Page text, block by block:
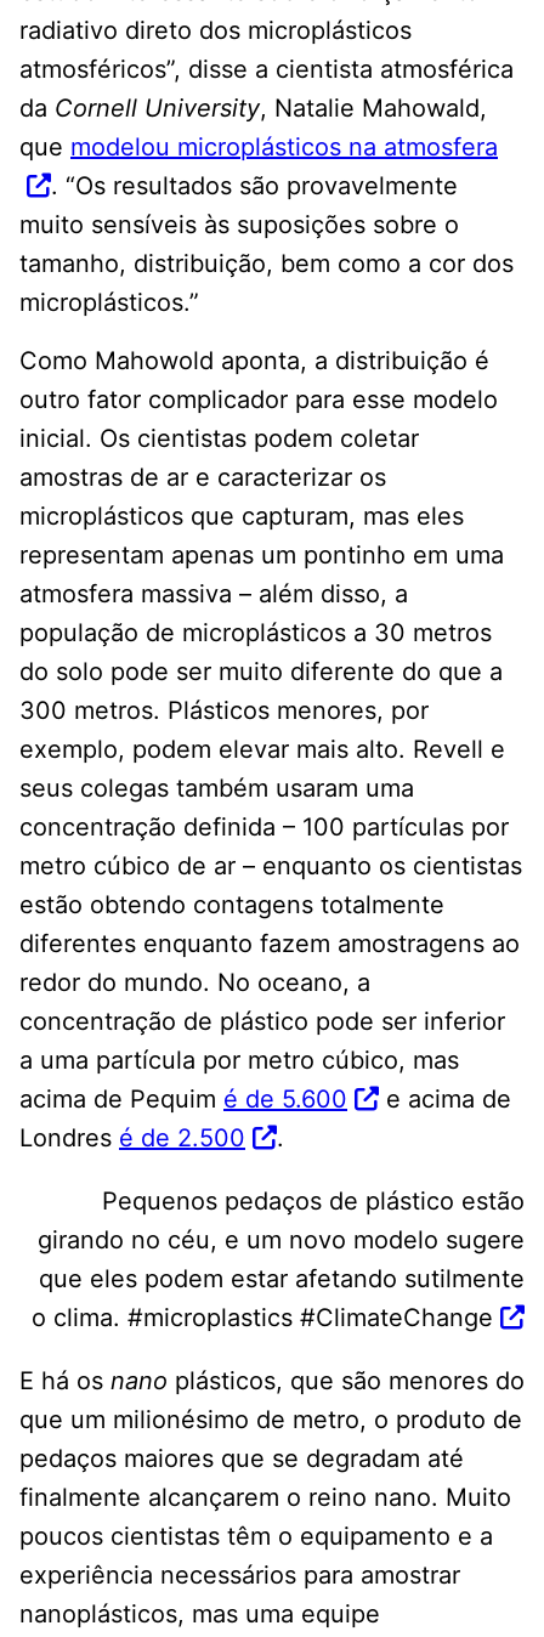
radiativo direto dos microplásticos
atmosféricos”, disse a cientista atmosférica
da Cornell University, Natalie Mahowald,
que modelou microplásticos na atmosfera
. “Os resultados são provavelmente
muito sensíveis às suposições sobre o
tamanho, distribuição, bem como a cor dos
microplásticos.”
Como Mahowold aponta, a distribuição é
outro fator complicador para esse modelo
inicial. Os cientistas podem coletar
amostras de ar e caracterizar os
microplásticos que capturam, mas eles
representam apenas um pontinho em uma
atmosfera massiva – além disso, a
população de microplásticos a 30 metros
do solo pode ser muito diferente do que a
300 metros. Plásticos menores, por
exemplo, podem elevar mais alto. Revell e
seus colegas também usaram uma
concentração definida – 100 partículas por
metro cúbico de ar – enquanto os cientistas
estão obtendo contagens totalmente
diferentes enquanto fazem amostragens ao
redor do mundo. No oceano, a
concentração de plástico pode ser inferior
a uma partícula por metro cúbico, mas
acima de Pequim é de 5.600
e acima de
Londres é de 2.500 .
Pequenos pedaços de plástico estão
girando no céu, e um novo modelo sugere
que eles podem estar afetando sutilmente
o clima. #microplastics #ClimateChange
E há os nano plásticos, que são menores do
que um milionésimo de metro, o produto de
pedaços maiores que se degradam até
finalmente alcançarem o reino nano. Muito
poucos cientistas têm o equipamento e a
experiência necessários para amostrar
nanoplásticos, mas uma equipe